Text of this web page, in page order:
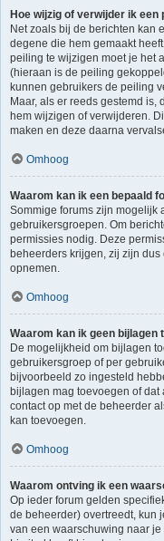
Hoe wijzig of verwijder ik een
Net zoals bij de berichten kan
degene die hem gemaakt
peiling te wijzigen moet je het
(hieraan is de peiling
kunnen gebruikers de peiling
Maar, als er reeds gestemd
hem wijzigen of verwijderen.
maken en deze daarna
Omhoog
Waarom kan ik een bepaald
Sommige forums zijn mogelijk
gebruikersgroepen. Om
permissies nodig. Deze
beheerders krijgen, zij zijn
opnemen.
Omhoog
Waarom kan ik geen bijlagen
De mogelijkheid om bijlagen
gebruikersgroep of per
bijvoorbeeld zo ingesteld
bijlagen mag toevoegen of
contact op met de beheerder
kan toevoegen.
Omhoog
Waarom ontving ik een
Op ieder forum gelden
de beheerder) overtreedt, kun
van een waarschuwing naar